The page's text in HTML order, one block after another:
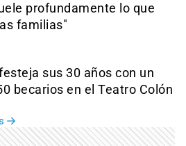
profundamente lo que
familias"
sus 30 años con un
becarios en el Teatro Colón